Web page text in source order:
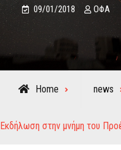
09/01/2018 ΟΦΑ
Home news
Εκδήλωση στην μνήμη του